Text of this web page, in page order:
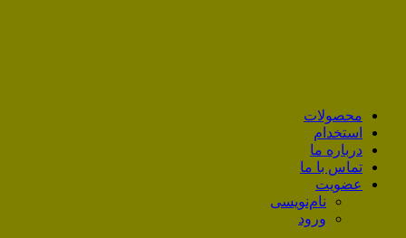
محصولات
استخدام
درباره ما
تماس با ما
عضویت
نام‌نویسی
ورود